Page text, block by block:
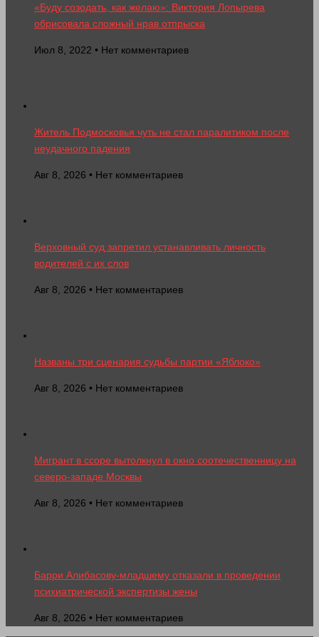
«Буду созодать, как желаю»: Виктория Лопырева
обрисовала сложный нрав отпрыска
Июл 8, 2022 • Нет комментариев
Житель Подмосковья чуть не стал паралитиком после
неудачного падения
Авг 8, 2026 • Нет комментариев
Верховный суд запретил устанавливать личность
водителей с их слов
Авг 8, 2026 • Нет комментариев
Названы три сценария судьбы партии «Яблоко»
Авг 8, 2026 • Нет комментариев
Мигрант в ссоре вытолкнул в окно соотечественницу на
северо-западе Москвы
Авг 8, 2026 • Нет комментариев
Барри Алибасову-младшему отказали в проведении
психиатрической экспертизы жены
Авг 8, 2026 • Нет комментариев